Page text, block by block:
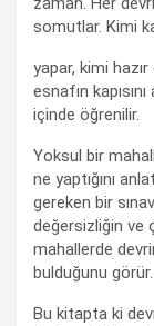
somutlar. Kimi
yapar, kimi
esnafın
içinde öğrenilir.
Yoksul bir
ne yaptığını
gereken bir
değersizliğin ve
mahallerde
bulduğunu görür.
Bu kitapta ki